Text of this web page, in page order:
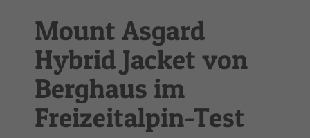
Mount Asgard
Hybrid Jacket von
Berghaus im
Freizeitalpin-Test